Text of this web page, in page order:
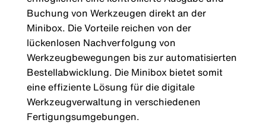
Buchung von Werkzeugen direkt an der
Minibox. Die Vorteile reichen von der
lückenlosen Nachverfolgung von
Werkzeugbewegungen bis zur automatisierten
Bestellabwicklung. Die Minibox bietet somit
eine effiziente Lösung für die digitale
Werkzeugverwaltung in verschiedenen
Fertigungsumgebungen.